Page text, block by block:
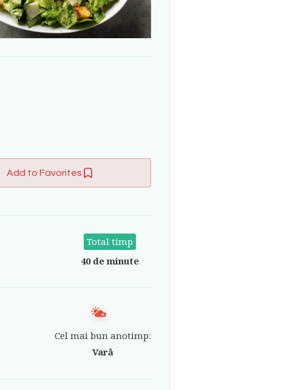
Add to Favorites
Total timp
40 de minute
Cel mai bun anotimp:
Vară